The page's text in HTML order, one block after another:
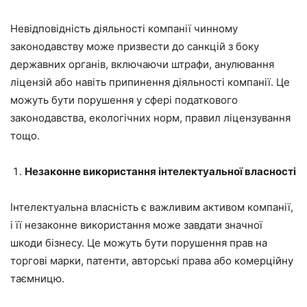
Невідповідність діяльності компанії чинному
законодавству може призвести до санкцій з боку
державних органів, включаючи штрафи, анулювання
ліцензій або навіть припинення діяльності компанії. Це
можуть бути порушення у сфері податкового
законодавства, екологічних норм, правил ліцензування
тощо.
Незаконне використання інтелектуальної власності
Інтелектуальна власність є важливим активом компанії,
і її незаконне використання може завдати значної
шкоди бізнесу. Це можуть бути порушення прав на
торгові марки, патенти, авторські права або комерційну
таємницю.